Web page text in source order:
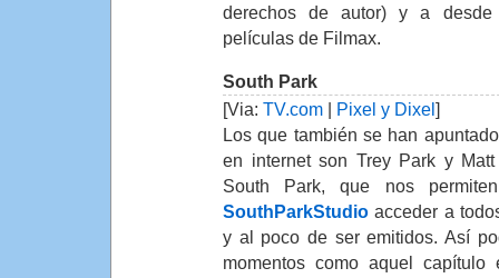
derechos de autor) y a
películas de Filmax.
South Park
[Via: TV.com | Pixel y Dixel]
Los que también se han
en internet son Trey Park y
South Park, que nos
SouthParkStudio acceder a
y al poco de ser emitidos. Así
momentos como aquel